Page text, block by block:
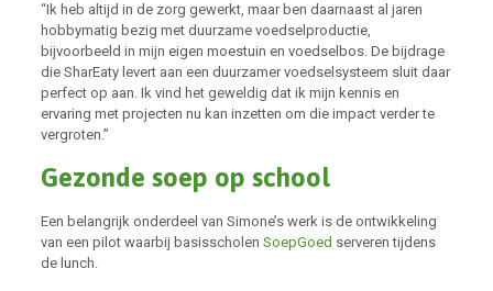
“Ik heb altijd in de zorg gewerkt, maar ben daarnaast al jaren
hobbymatig bezig met duurzame voedselproductie,
bijvoorbeeld in mijn eigen moestuin en voedselbos. De bijdrage
die SharEaty levert aan een duurzamer voedselsysteem sluit daar
perfect op aan. Ik vind het geweldig dat ik mijn kennis en
ervaring met projecten nu kan inzetten om die impact verder te
vergroten.”
Gezonde soep op school
Een belangrijk onderdeel van Simone’s werk is de ontwikkeling
van een pilot waarbij basisscholen SoepGoed serveren tijdens
de lunch.